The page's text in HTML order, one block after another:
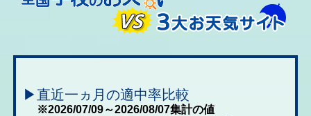
▶直近一ヵ月の適中率比較
※2026/07/09～2026/08/07集計の値